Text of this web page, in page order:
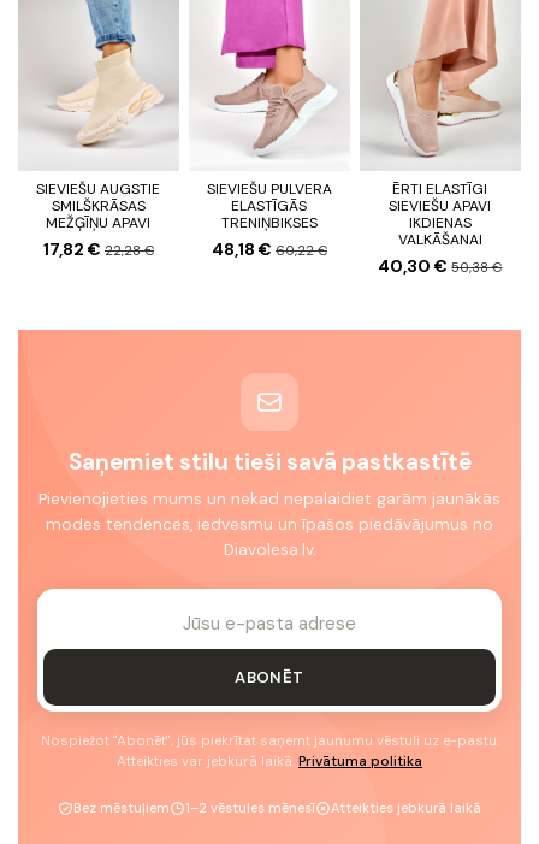
SIEVIEŠU AUGSTIE
SMILŠKRĀSAS
MEŽĢĪŅU APAVI
17,82 € 22,28 €
SIEVIEŠU PULVERA
ELASTĪGĀS
TRENIŅBIKSES
48,18 € 60,22 €
ĒRTI ELASTĪGI
SIEVIEŠU APAVI
IKDIENAS
VALKĀŠANAI
40,30 €50,38 €
Saņemiet stilu tieši savā pastkastītē
Pievienojieties mums un nekad nepalaidiet garām jaunākās
modes tendences, iedvesmu un īpašos piedāvājumus no
Diavolesa.lv.
ABONĒT
Nospiežot "Abonēt", jūs piekrītat saņemt jaunumu vēstuli uz e-pastu.
Atteikties var jebkurā laikā. Privātuma politika
Bez mēstuļiem 1–2 vēstules mēnesī Atteikties jebkurā laikā